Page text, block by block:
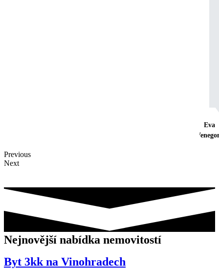
Eva
Previous
Next
Nejnovější nabídka nemovitostí
Byt 3kk na Vinohradech